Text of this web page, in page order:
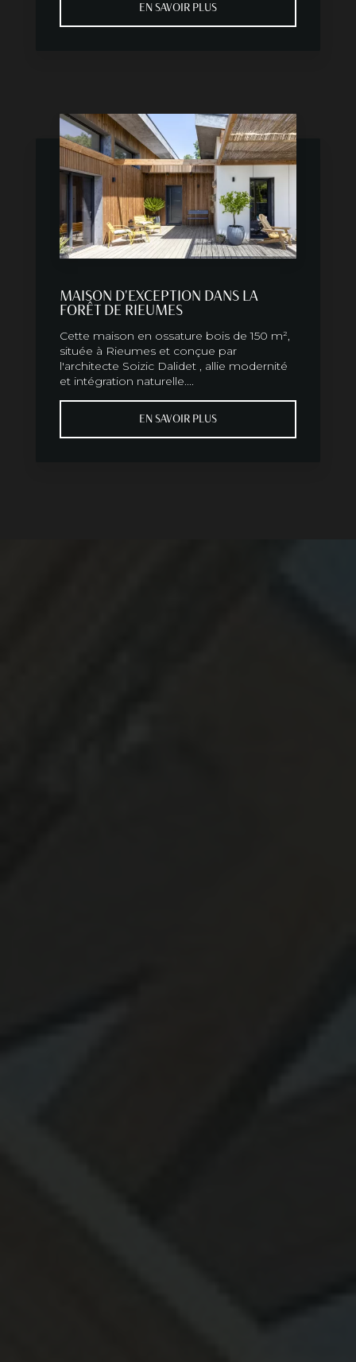
EN SAVOIR PLUS
MAISON D'EXCEPTION DANS LA
FORÊT DE RIEUMES
Cette maison en ossature bois de 150 m²,
située à Rieumes et conçue par
l'architecte Soizic Dalidet , allie modernité
et intégration naturelle....
EN SAVOIR PLUS